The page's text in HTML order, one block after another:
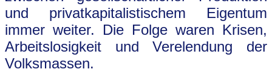
und privatkapitalistischem Eigentum
immer weiter. Die Folge waren Krisen,
Arbeitslosigkeit und Verelendung der
Volksmassen.